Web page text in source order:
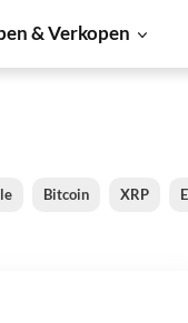
& Verkopen
Bitcoin XRP